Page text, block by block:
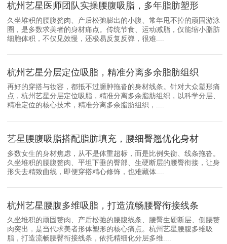
杭州艺星医师团队实操腰腹吸脂，多年脂肪塑形
久坐堆积的腰腹赘肉、产后松弛膨出的小腹、常年甩不掉的顽固游泳
圈，是多数求美者的身材痛点。传统节食、运动减脂，仅能缩小脂肪
细胞体积，不仅见效慢，还极易反复反弹，很难....
杭州艺星分层定位吸脂，精准分离多余脂肪组织
再好的穿搭与妆容，都抵不过臃肿拖沓的身材线条。针对大众塑形痛
点，杭州艺星分层定位吸脂，精准分离多余脂肪组织，以科学分层、
精准定位的核心技术，精准分离多余脂肪组织，....
艺星腰腹吸脂搭配脂肪填充，腰细臀翘优化身材
多数女生的身材焦虑，从不是体重超标，而是比例失衡、线条拖沓。
久坐堆积的腰腹赘肉、平坦下垂的臀部、生硬断层的腰臀衔接，让身
形失去精致曲线，即便穿搭精心修饰，也难藏体....
杭州艺星腰腹多维吸脂，打造流畅腰臀衔接线条
久坐堆积的顽固赘肉、产后松弛的腰腹线条、腰臀生硬断层、侧腰赘
肉突出，是当代求美者形体塑形的核心痛点。杭州艺星腰腹多维吸
脂，打造流畅腰臀衔接线条，依托精细化分层多维....